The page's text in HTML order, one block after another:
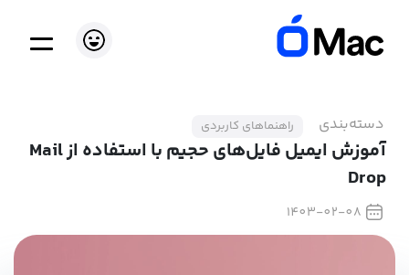
دسته‌بندی راهنماهای کاربردی
آموزش ایمیل فایل‌های حجیم با استفاده از Mail
Drop
1403-02-08